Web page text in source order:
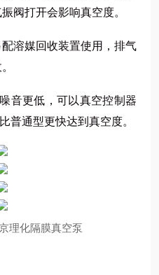
阀打开会影响真空度。
溶媒回收装置使用，排气
音更低，可以真空控制器
普通型更快达到真空度。